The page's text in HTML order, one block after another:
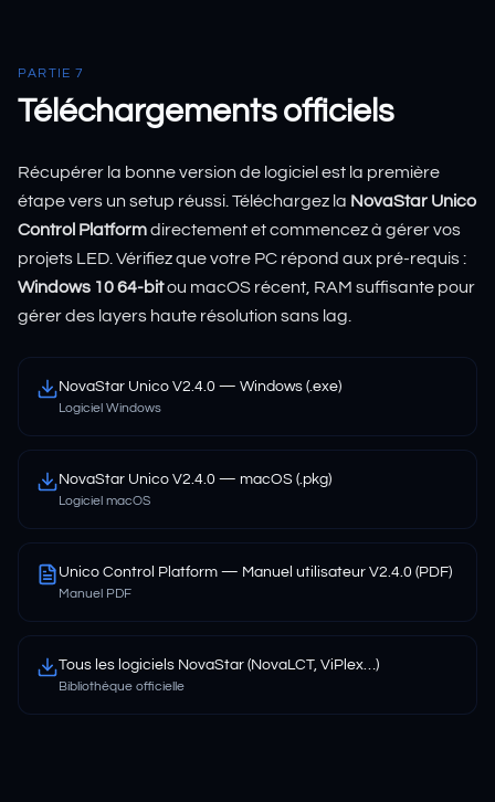
PARTIE 7
Téléchargements officiels
Récupérer la bonne version de logiciel est la première
étape vers un setup réussi. Téléchargez la NovaStar Unico
Control Platformdirectement et commencez à gérer vos
projets LED. Vérifiez que votre PC répond aux pré-requis :
Windows 10 64-bitou macOS récent, RAM suffisante pour
gérer des layers haute résolution sans lag.
NovaStar Unico V2.4.0 — Windows (.exe)
Logiciel Windows
NovaStar Unico V2.4.0 — macOS (.pkg)
Logiciel macOS
Unico Control Platform — Manuel utilisateur V2.4.0 (PDF)
Manuel PDF
Tous les logiciels NovaStar (NovaLCT, ViPlex…)
Bibliothèque officielle